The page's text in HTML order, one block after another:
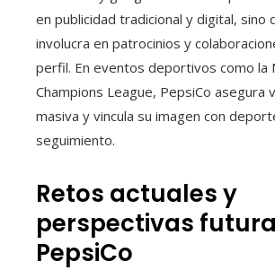
en publicidad tradicional y digital, sino
involucra en patrocinios y
perfil. En eventos deportivos como la
Champions League, PepsiCo asegura
masiva y vincula su imagen con
seguimiento.
Retos actuales y
perspectivas
PepsiCo